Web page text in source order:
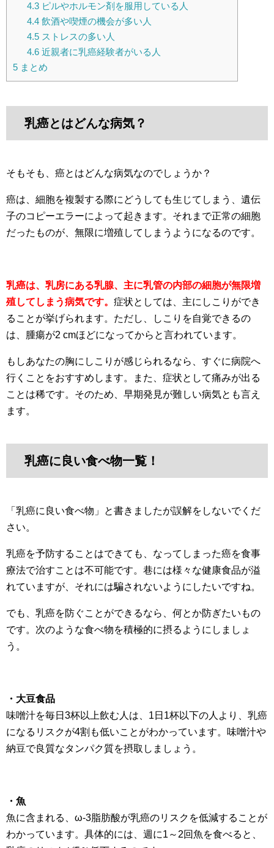
4.3ピルやホルモン剤を服用している人
4.4飲酒や喫煙の機会が多い人
4.5ストレスの多い人
4.6近親者に乳癌経験者がいる人
5 まとめ
乳癌とはどんな病気？
そもそも、癌とはどんな病気なのでしょうか？
癌は、細胞を複製する際にどうしても生じてしまう、遺伝
子のコピーエラーによって起きます。それまで正常の細胞
だったものが、無限に増殖してしまうようになるのです。
乳癌は、乳房にある乳腺、主に乳管の内部の細胞が無限増
殖してしまう病気です。 症状としては、主にしこりができ
ることが挙げられます。ただし、しこりを自覚できるの
は、腫瘍が2 cmほどになってからと言われています。
もしあなたの胸にしこりが感じられるなら、すぐに病院へ
行くことをおすすめします。また、症状として痛みが出る
ことは稀です。そのため、早期発見が難しい病気とも言え
ます。
乳癌に良い食べ物一覧！
「乳癌に良い食べ物」と書きましたが誤解をしないでくだ
さい。
乳癌を予防することはできても、なってしまった癌を食事
療法で治すことは不可能です。巷には様々な健康食品が溢
れていますが、それには騙されないようにしたいですね。
でも、乳癌を防ぐことができるなら、何とか防ぎたいもの
です。次のような食べ物を積極的に摂るようにしましょ
う。
・大豆食品
味噌汁を毎日3杯以上飲む人は、1日1杯以下の人より、乳癌
になるリスクが4割も低いことがわかっています。味噌汁や
納豆で良質なタンパク質を摂取しましょう。
・魚
魚に含まれる、ω-3脂肪酸が乳癌のリスクを低減することが
わかっています。具体的には、週に1～2回魚を食べると、